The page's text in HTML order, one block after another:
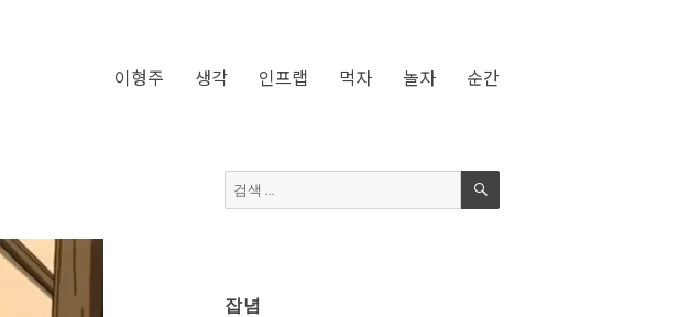
이형주 생각 인프랩 먹자 놀자 순간
검
색:
검
잡념